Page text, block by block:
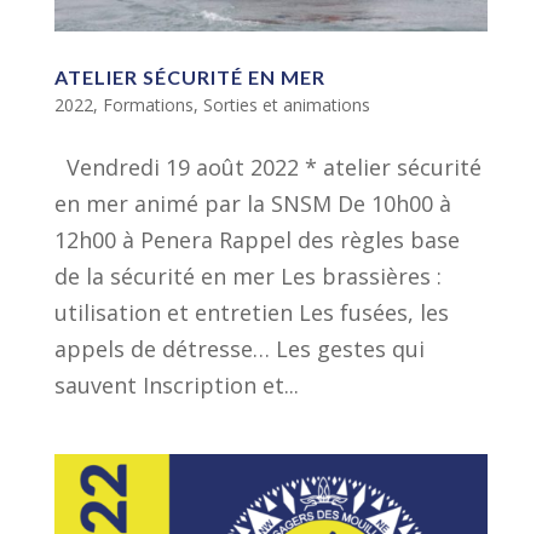
ATELIER SÉCURITÉ EN MER
2022, Formations, Sorties et animations
Vendredi 19 août 2022 * atelier sécurité
en mer animé par la SNSM De 10h00 à
12h00 à Penera Rappel des règles base
de la sécurité en mer Les brassières :
utilisation et entretien Les fusées, les
appels de détresse… Les gestes qui
sauvent Inscription et...